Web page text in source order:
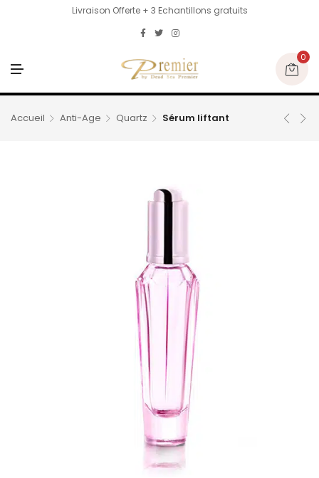
Livraison Offerte + 3 Echantillons gratuits
N
U
0
Accueil Anti-Age Quartz Sérum liftant